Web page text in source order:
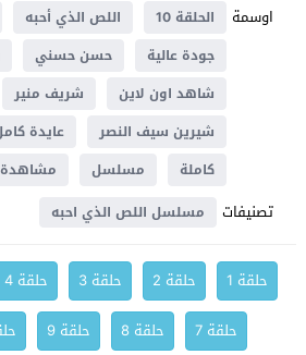
اوسمة
الحلقة 10 اللص الذي أحبه
جودة عالية
حسن حسني
شاهد اون لاين
شريف منير
شيرين سيف النصر
عايدة
كاملة
مسلسل مشاهدة
تصنيفات مسلسل اللص الذي احبه
حلقة 1 حلقة 2 حلقة 3 حلقة 4
حلقة 7
حلقة 8 حلقة 9